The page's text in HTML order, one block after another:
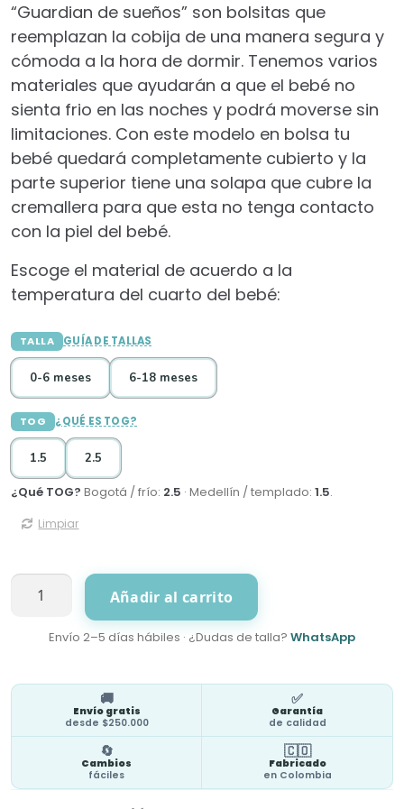
“Guardian de sueños” son bolsitas que
reemplazan la cobija de una manera segura y
cómoda a la hora de dormir. Tenemos varios
materiales que ayudarán a que el bebé no
sienta frio en las noches y podrá moverse sin
limitaciones. Con este modelo en bolsa tu
bebé quedará completamente cubierto y la
parte superior tiene una solapa que cubre la
cremallera para que esta no tenga contacto
con la piel del bebé.
Escoge el material de acuerdo a la
temperatura del cuarto del bebé:
TALLA GUÍA DE TALLAS
0-6 meses 6-18 meses
TOG ¿QUÉ ES TOG?
1.5 2.5
¿Qué TOG? Bogotá / frío: 2.5 · Medellín / templado: 1.5.
Limpiar
BabyAnimals
Bolsa
Añadir al carrito
Envío 2–5 días hábiles · ¿Dudas de talla? WhatsApp
🚚
Envío gratis
desde $250.000
✅
Garantía
de calidad
🔄
Cambios
fáciles
🇨🇴
Fabricado
en Colombia